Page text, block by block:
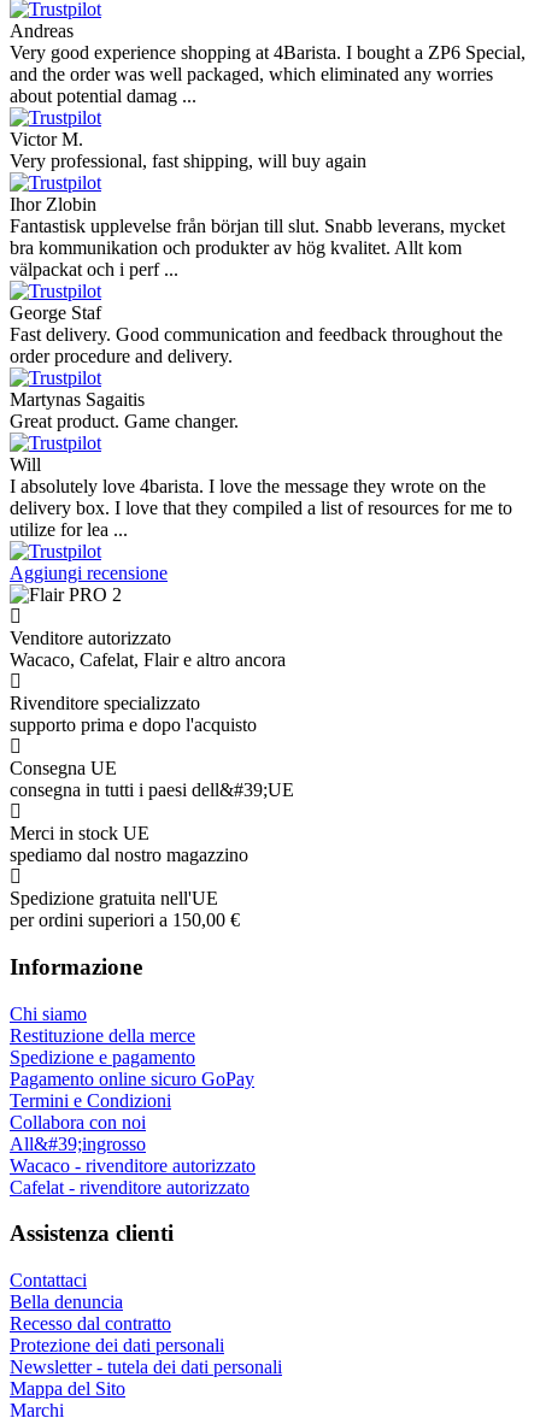
Andreas
Very good experience shopping at 4Barista. I bought a ZP6 Special,
and the order was well packaged, which eliminated any worries
about potential damag ...
Victor M.
Very professional, fast shipping, will buy again
Ihor Zlobin
Fantastisk upplevelse från början till slut. Snabb leverans, mycket
bra kommunikation och produkter av hög kvalitet. Allt kom
välpackat och i perf ...
George Staf
Fast delivery. Good communication and feedback throughout the
order procedure and delivery.
Martynas Sagaitis
Great product. Game changer.
Will
I absolutely love 4barista. I love the message they wrote on the
delivery box. I love that they compiled a list of resources for me to
utilize for lea ...
Aggiungi recensione
Venditore autorizzato
Wacaco, Cafelat, Flair e altro ancora
Rivenditore specializzato
supporto prima e dopo l'acquisto
Consegna UE
consegna in tutti i paesi dell&#39;UE
Merci in stock UE
spediamo dal nostro magazzino
Spedizione gratuita nell'UE
per ordini superiori a 150,00 €
Informazione
Chi siamo
Restituzione della merce
Spedizione e pagamento
Pagamento online sicuro GoPay
Termini e Condizioni
Collabora con noi
All&#39;ingrosso
Wacaco - rivenditore autorizzato
Cafelat - rivenditore autorizzato
Assistenza clienti
Contattaci
Bella denuncia
Recesso dal contratto
Protezione dei dati personali
Newsletter - tutela dei dati personali
Mappa del Sito
Marchi